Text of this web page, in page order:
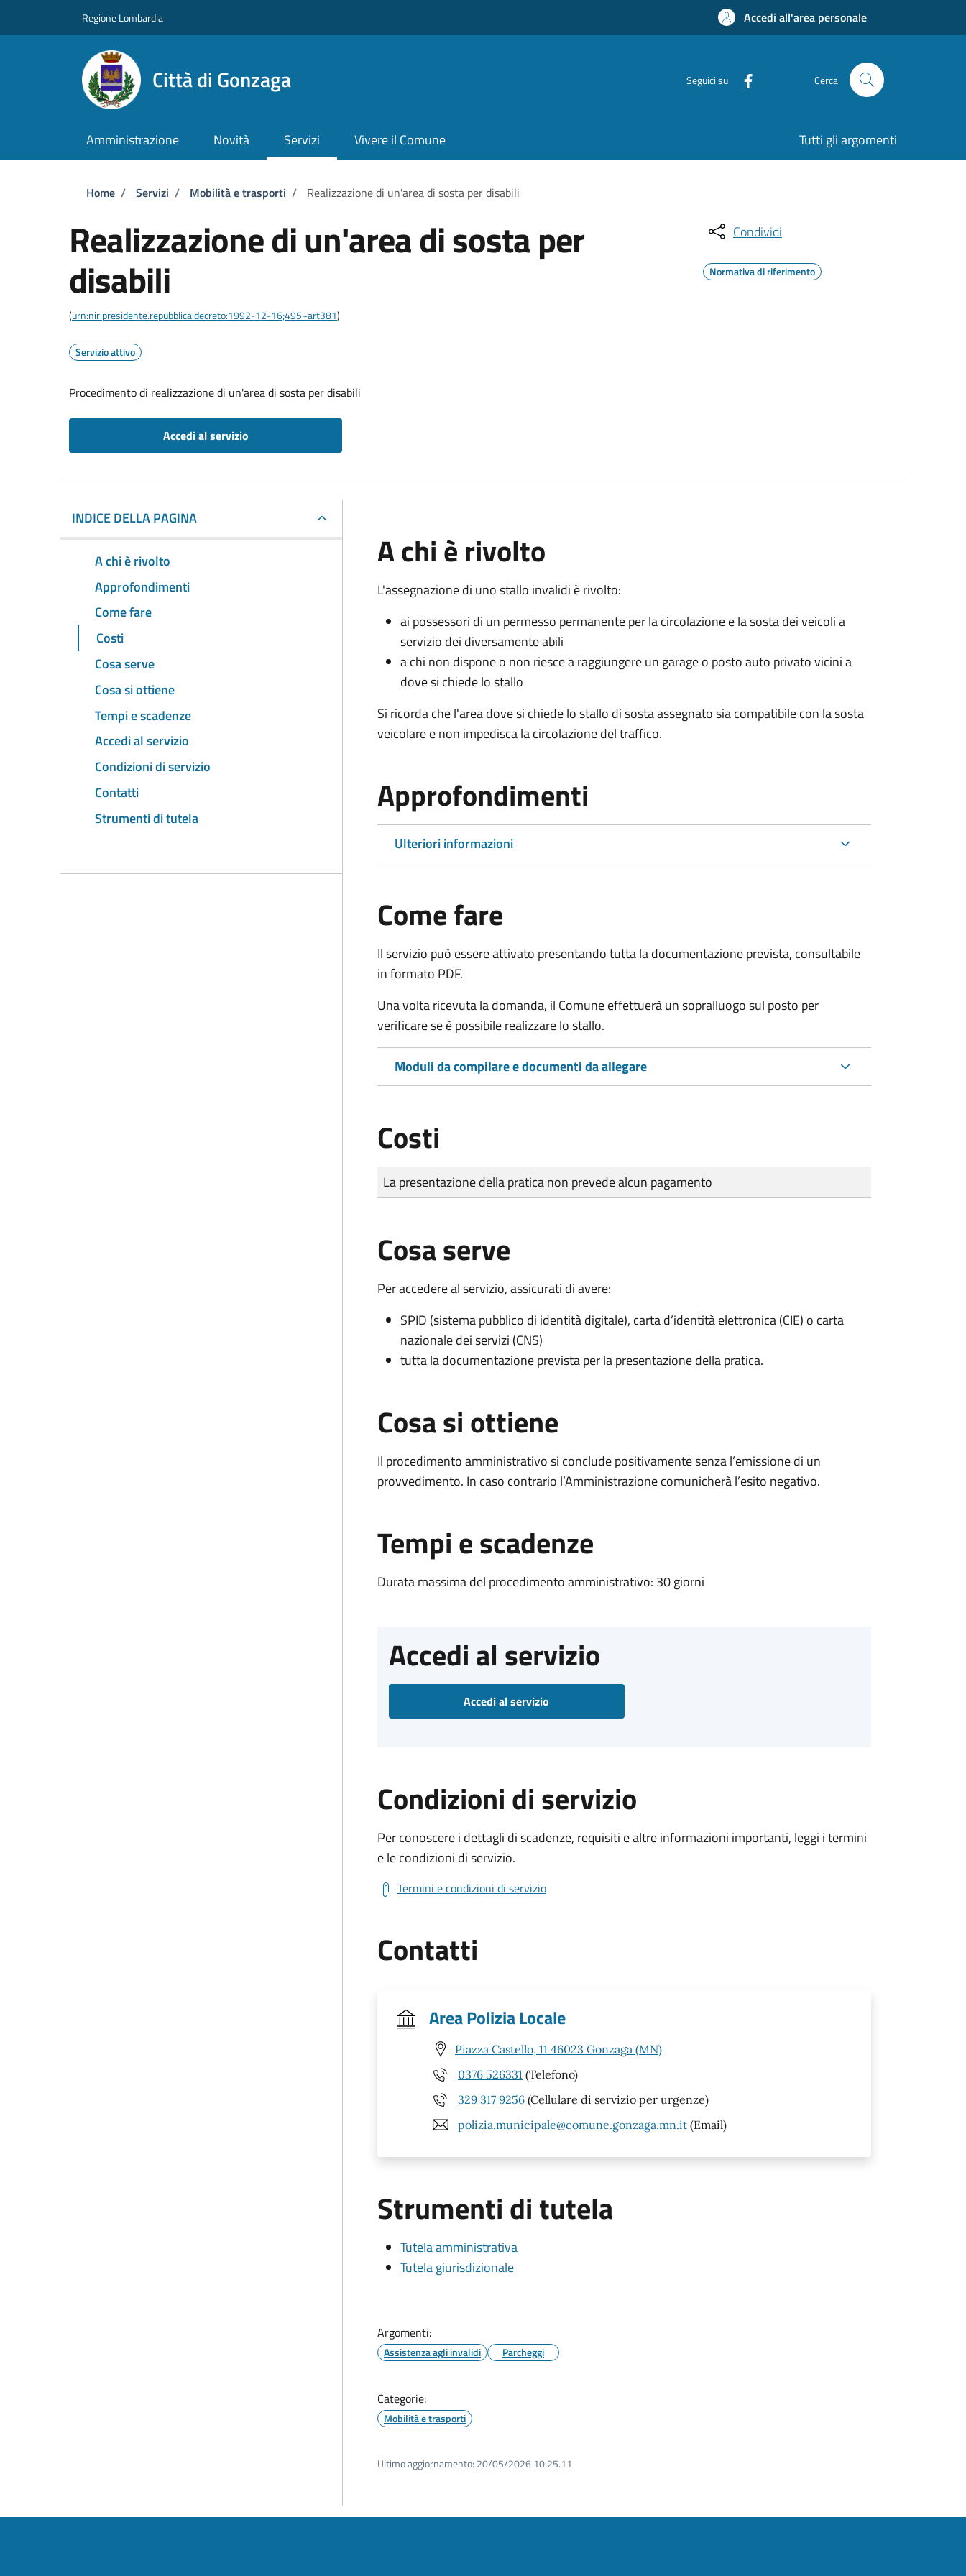
Regione Lombardia Accedi all'area personale
Città di Gonzaga Seguici su Cerca
Amministrazione Novità Servizi Vivere il Comune Tutti gli argomenti
Briciole di pane
Home / Servizi / Mobilità e trasporti / Realizzazione di un'area di sosta per disabili
Realizzazione di un'area di sosta per
disabili
(urn:nir:presidente.repubblica:decreto:1992-12-16;495~art381)
Servizio attivo
Procedimento di realizzazione di un'area di sosta per disabili
Accedi al servizio
Condividi
Normativa di riferimento
INDICE DELLA PAGINA
A chi è rivolto
Approfondimenti
Come fare
Costi
Cosa serve
Cosa si ottiene
Tempi e scadenze
Accedi al servizio
Condizioni di servizio
Contatti
Strumenti di tutela
A chi è rivolto
L'assegnazione di uno stallo invalidi è rivolto:
ai possessori di un permesso permanente per la circolazione e la sosta dei veicoli a
servizio dei diversamente abili
a chi non dispone o non riesce a raggiungere un garage o posto auto privato vicini a
dove si chiede lo stallo
Si ricorda che l'area dove si chiede lo stallo di sosta assegnato sia compatibile con la sosta
veicolare e non impedisca la circolazione del traffico.
Approfondimenti
Ulteriori informazioni
Come fare
Il servizio può essere attivato presentando tutta la documentazione prevista, consultabile
in formato PDF.
Una volta ricevuta la domanda, il Comune effettuerà un sopralluogo sul posto per
verificare se è possibile realizzare lo stallo.
Moduli da compilare e documenti da allegare
Costi
Tipo di pagamento
Importo
La presentazione della pratica non prevede alcun pagamento
Cosa serve
Per accedere al servizio, assicurati di avere:
SPID (sistema pubblico di identità digitale), carta d’identità elettronica (CIE) o carta
nazionale dei servizi (CNS)
tutta la documentazione prevista per la presentazione della pratica.
Cosa si ottiene
Il procedimento amministrativo si conclude positivamente senza l’emissione di un
provvedimento. In caso contrario l’Amministrazione comunicherà l’esito negativo.
Tempi e scadenze
Durata massima del procedimento amministrativo: 30 giorni
Accedi al servizio
Accedi al servizio
Condizioni di servizio
Per conoscere i dettagli di scadenze, requisiti e altre informazioni importanti, leggi i termini
e le condizioni di servizio.
Termini e condizioni di servizio
Contatti
Area Polizia Locale
Piazza Castello, 11 46023 Gonzaga (MN)
0376 526331 (Telefono)
329 317 9256 (Cellulare di servizio per urgenze)
polizia.municipale@comune.gonzaga.mn.it (Email)
Strumenti di tutela
Tutela amministrativa
Tutela giurisdizionale
Argomenti:
Assistenza agli invalidi Parcheggi
Categorie:
Mobilità e trasporti
Ultimo aggiornamento: 20/05/2026 10:25.11